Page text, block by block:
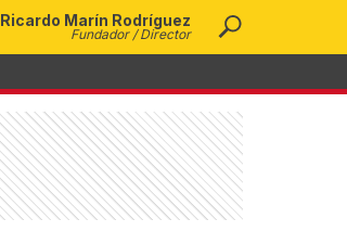
Ricardo Marín Rodríguez
Fundador / Director